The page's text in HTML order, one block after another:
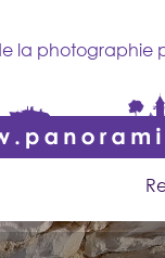
la photographie